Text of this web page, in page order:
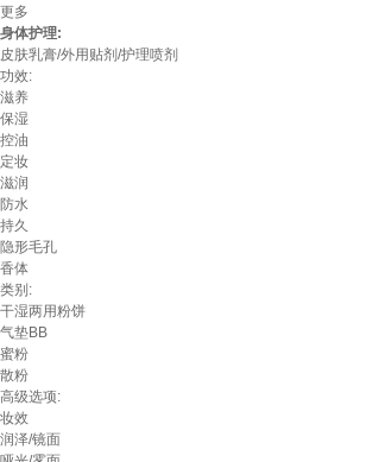
更多
身体护理:
皮肤乳膏/外用贴剂/护理喷剂
功效:
滋养
保湿
控油
定妆
滋润
防水
持久
隐形毛孔
香体
类别:
干湿两用粉饼
气垫BB
蜜粉
散粉
高级选项:
妆效
润泽/镜面